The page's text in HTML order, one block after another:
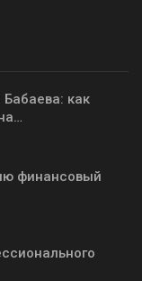
как
финансовый